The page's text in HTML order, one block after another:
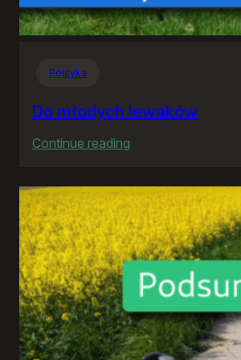
Polityka
Do młodych lewaków
Continue reading
młodych
lewaków